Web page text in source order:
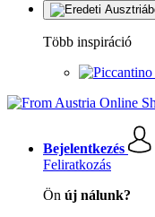
Több inspiráció
Bejelentkezés
Feliratkozás
Ön új nálunk?